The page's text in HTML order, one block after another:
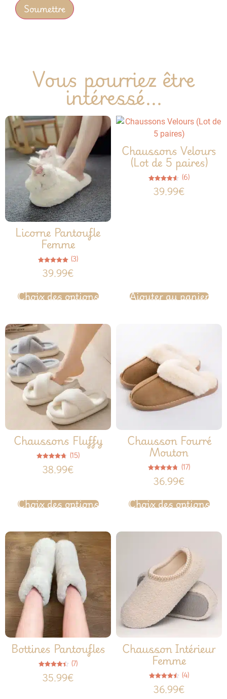
Vous pourriez être
intéressé...
Licorne Pantoufle
Femme
Note
5.00
sur 5
(3)
39.99€
Choix des options
Chaussons Velours
(Lot de 5 paires)
Note
4.50
sur 5
(6)
39.99€
Ajouter au panier
Chaussons Fluffy
4.67
sur 5
(15)
38.99€
Choix des options
Chausson Fourré
Mouton
4.65
sur 5
(17)
36.99€
Choix des options
Bottines Pantoufles
4.43
sur 5
(7)
35.99€
Chausson Intérieur
Femme
4.50
sur 5
(4)
36.99€